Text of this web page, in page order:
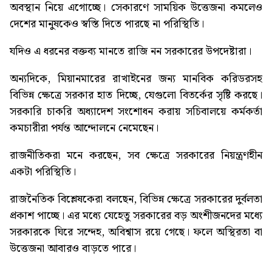
অবস্থান নিয়ে এগোচ্ছে। সেকারণে সাময়িক উত্তেজনা কমলেও
দেশের মানুষকেও স্বস্তি দিতে পারছে না পরিস্থিতি।
যদিও এ ধরনের বক্তব্য মানতে রাজি নন সরকারের উপদেষ্টারা।
অন্যদিকে, মিয়ানমারের রাখাইনের জন্য মানবিক করিডরসহ
বিভিন্ন ক্ষেত্রে সরকার হাত দিচ্ছে, যেগুলাে বিতর্কের সৃষ্টি করছে।
সরকারি চাকরি অধ্যাদেশ সংশােধন করায় সচিবালয়ে কর্মকর্তা
কমচারীরা পর্যন্ত আন্দােলনে নেমেছেন।
রাজনীতিকরা মনে করছেন, সব ক্ষেত্রে সরকারের নিয়ন্ত্রণহীন
একটা পরিস্থিতি।
রাজনৈতিক বিশ্লেষকেরা বলছেন, বিভিন্ন ক্ষেত্রে সরকারের দুর্বলতা
প্রকাশ পাচ্ছে। এর মধ্যে যেহেতু সরকারের বড় অংশীজনদের মধ্যে
সরকারকে ঘিরে সন্দেহ, অবিশ্বাস রয়ে গেছে। ফলে অস্থিরতা বা
উত্তেজনা আবারও বাড়তে পারে।